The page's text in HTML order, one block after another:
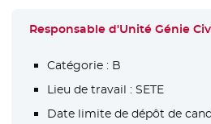
Responsable d'Unité Génie
Catégorie : B
Lieu de travail : SETE
Date limite de dépôt de